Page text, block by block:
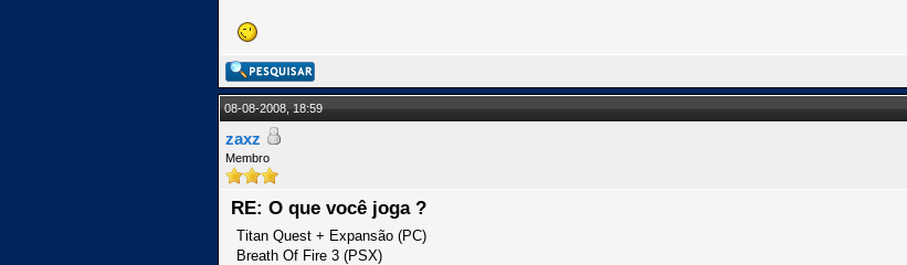
08-08-2008, 18:59
zaxz
Membro
RE: O que você joga ?
Titan Quest + Expansão (PC)
Breath Of Fire 3 (PSX)